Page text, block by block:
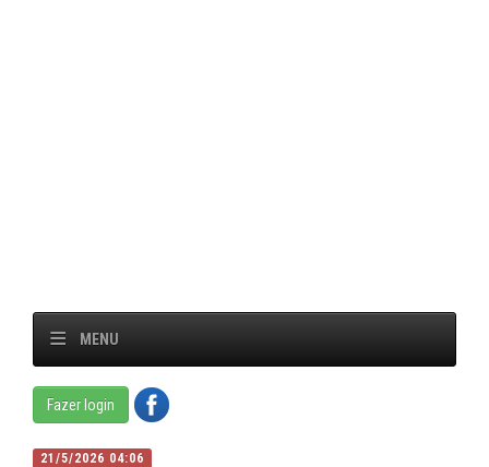
MENU
Fazer login
21/5/2026 04:06